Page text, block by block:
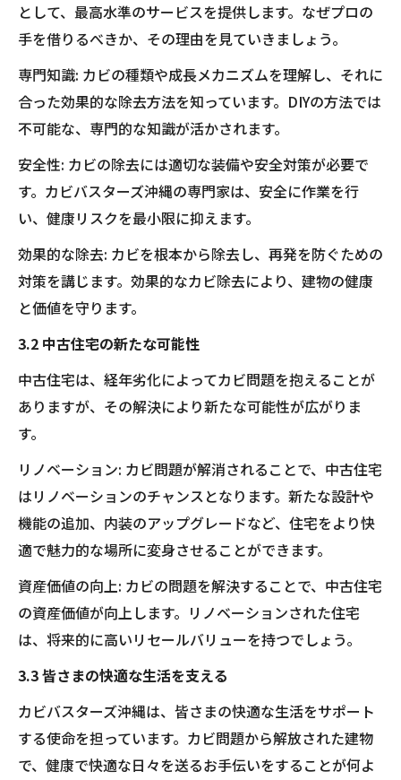
として、最高水準のサービスを提供します。なぜプロの
手を借りるべきか、その理由を見ていきましょう。
専門知識: カビの種類や成長メカニズムを理解し、それに
合った効果的な除去方法を知っています。DIYの方法では
不可能な、専門的な知識が活かされます。
安全性: カビの除去には適切な装備や安全対策が必要で
す。カビバスターズ沖縄の専門家は、安全に作業を行
い、健康リスクを最小限に抑えます。
効果的な除去: カビを根本から除去し、再発を防ぐための
対策を講じます。効果的なカビ除去により、建物の健康
と価値を守ります。
3.2 中古住宅の新たな可能性
中古住宅は、経年劣化によってカビ問題を抱えることが
ありますが、その解決により新たな可能性が広がりま
す。
リノベーション: カビ問題が解消されることで、中古住宅
はリノベーションのチャンスとなります。新たな設計や
機能の追加、内装のアップグレードなど、住宅をより快
適で魅力的な場所に変身させることができます。
資産価値の向上: カビの問題を解決することで、中古住宅
の資産価値が向上します。リノベーションされた住宅
は、将来的に高いリセールバリューを持つでしょう。
3.3 皆さまの快適な生活を支える
カビバスターズ沖縄は、皆さまの快適な生活をサポート
する使命を担っています。カビ問題から解放された建物
で、健康で快適な日々を送るお手伝いをすることが何よ